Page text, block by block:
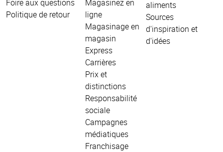
Foire aux questions
Politique de retour
Magasinez en
ligne
Magasinage en
magasin
Express
Carrières
Prix et
distinctions
Responsabilité
sociale
Campagnes
médiatiques
Franchisage
aliments
Sources
d'inspiration et
d'idées